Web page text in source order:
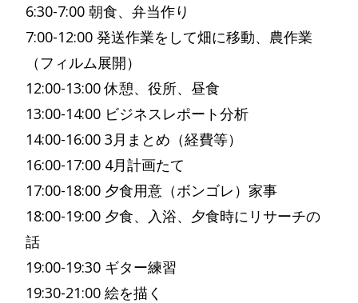
6:30-7:00 朝食、弁当作り
7:00-12:00 発送作業をして畑に移動、農作業
（フィルム展開）
12:00-13:00 休憩、役所、昼食
13:00-14:00 ビジネスレポート分析
14:00-16:00 3月まとめ（経費等）
16:00-17:00 4月計画たて
17:00-18:00 夕食用意（ボンゴレ）家事
18:00-19:00 夕食、入浴、夕食時にリサーチの
話
19:00-19:30 ギター練習
19:30-21:00 絵を描く